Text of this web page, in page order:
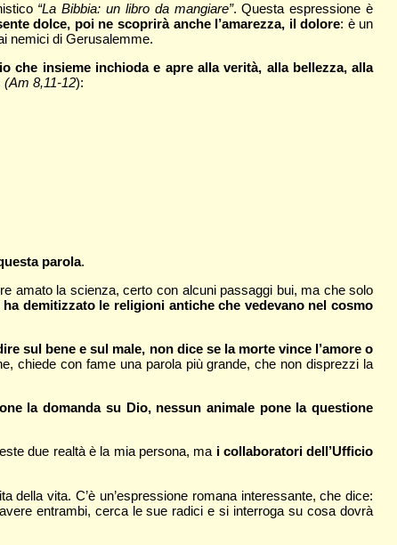
“La Bibbia: un libro da mangiare”. Questa espressione è
dolce, poi ne scoprirà anche l’amarezza, il dolore: è un
nemici di Gerusalemme.
che insieme inchioda e apre alla verità, alla bellezza, alla
(Am 8,11-12):
parola.
amato la scienza, certo con alcuni passaggi bui, ma che solo
demitizzato le religioni antiche che vedevano nel cosmo
sul bene e sul male, non dice se la morte vince l’amore o
chiede con fame una parola più grande, che non disprezzi la
la domanda su Dio, nessun animale pone la questione
due realtà è la mia persona, ma i collaboratori dell’Ufficio
della vita. C’è un’espressione romana interessante, che dice:
entrambi, cerca le sue radici e si interroga su cosa dovrà